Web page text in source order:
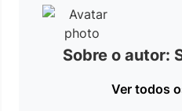
Sobre o autor:
Ver todos